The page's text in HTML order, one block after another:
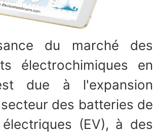
du marché des
électrochimiques en
due à l'expansion
des batteries de
(EV), à des